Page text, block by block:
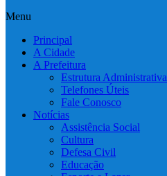
Menu
Principal
A Cidade
A Prefeitura
Estrutura Administrativa
Telefones Úteis
Fale Conosco
Notícias
Assistência Social
Cultura
Defesa Civil
Educação